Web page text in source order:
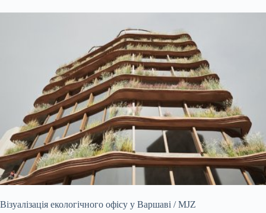
Візуалізація екологічного офісу у Варшаві / MJZ